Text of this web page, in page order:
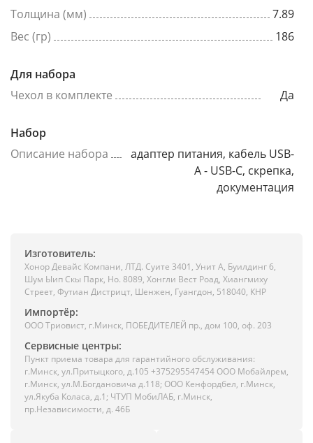
Толщина (мм)
7.89
Вес (гр)
186
Для набора
Чехол в комплекте
Да
Набор
Описание набора
адаптер питания, кабель USB-
A - USB-C, скрепка,
документация
Изготовитель:
Хонор Девайс Компани, ЛТД. Суите 3401, Унит A, Буилдинг 6,
Шум Ыип Скы Парк, Но. 8089, Хонгли Вест Роад, Xиангмиху
Стреет, Футиан Дистрицт, Шенжен, Гуангдон, 518040, КНР
Импортёр:
ООО Триовист, г.Минск, ПОБЕДИТЕЛЕЙ пр., дом 100, оф. 203
Сервисные центры:
Пункт приема товара для гарантийного обслуживания:
г.Минск, ул.Притыцкого, д.105 +375295547454 ООО Мобайлрем,
г.Минск, ул.М.Богдановича д.118; ООО Кенфордбел, г.Минск,
ул.Якуба Коласа, д.1; ЧТУП МобиЛАБ, г.Минск,
пр.Независимости, д. 46Б